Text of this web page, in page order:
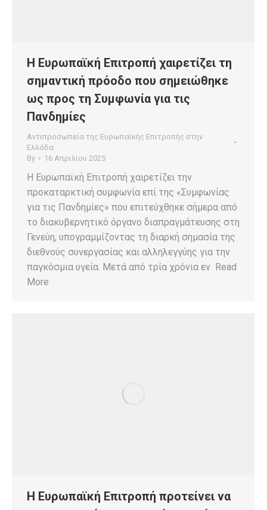
Η Ευρωπαϊκή Επιτροπή χαιρετίζει τη
σημαντική πρόοδο που σημειώθηκε
ως προς τη Συμφωνία για τις
Πανδημίες
Αντιπροσωπεία της Ευρωπαϊκής Επιτροπής στην
Ελλάδα
By
16 Απριλίου 2025
Η Ευρωπαϊκή Επιτροπή χαιρετίζει την
προκαταρκτική συμφωνία επί της «Συμφωνίας
για τις Πανδημίες» που επιτεύχθηκε σήμερα από
το διακυβερνητικό όργανο διαπραγμάτευσης στη
Γενεύη, υπογραμμίζοντας τη διαρκή σημασία της
διεθνούς συνεργασίας και αλληλεγγύης για την
παγκόσμια υγεία. Μετά από τρία χρόνια εν Read
More
Η Ευρωπαϊκή Επιτροπή προτείνει να